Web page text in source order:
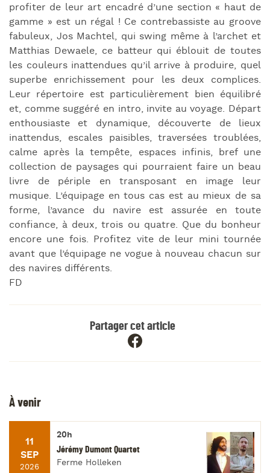
profiter de leur art encadré d’une section « haut de
gamme » est un régal ! Ce contrebassiste au groove
fabuleux, Jos Machtel, qui swing même à l’archet et
Matthias Dewaele, ce batteur qui éblouit de toutes
les couleurs inattendues qu’il arrive à produire, quel
superbe enrichissement pour les deux complices.
Leur répertoire est particulièrement bien équilibré
et, comme suggéré en intro, invite au voyage. Départ
enthousiaste et dynamique, découverte de lieux
inattendus, escales paisibles, traversées troublées,
calme après la tempête, espaces infinis, bref une
collection de paysages qui pourraient faire un beau
livre de périple en transposant en image leur
musique. L’équipage en tous cas est au mieux de sa
forme, l’avance du navire est assurée en toute
confiance, à deux, trois ou quatre. Que du bonheur
encore une fois. Profitez vite de leur mini tournée
avant que l’équipage ne vogue à nouveau chacun sur
des navires différents.
FD
Partager cet article
À venir
11
SEP
2026
20h
Jérémy Dumont Quartet
Ferme Holleken